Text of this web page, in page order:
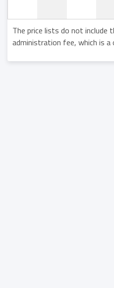
The price lists do not include
administration fee, which is